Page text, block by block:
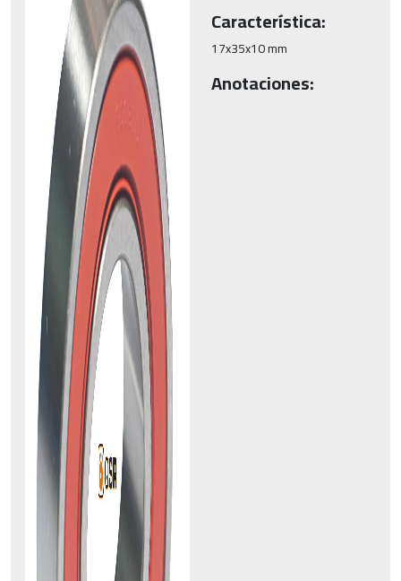
Característica:
17x35x10 mm
Anotaciones: